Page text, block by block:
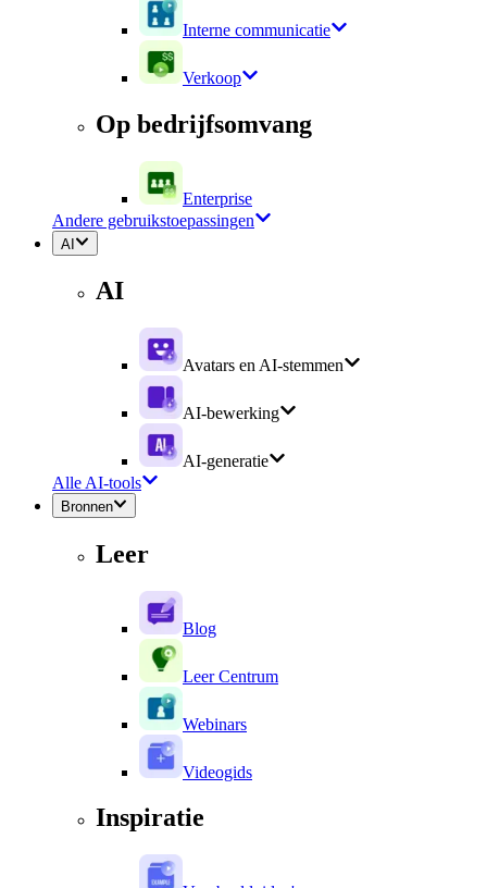
Interne communicatie
Verkoop
Op bedrijfsomvang
Enterprise
Andere gebruikstoepassingen
AI
AI
Avatars en AI-stemmen
AI-bewerking
AI-generatie
Alle AI-tools
Bronnen
Leer
Blog
Leer Centrum
Webinars
Videogids
Inspiratie